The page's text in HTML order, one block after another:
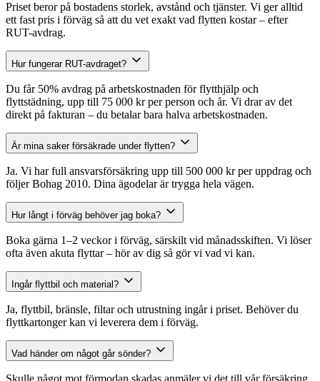
Priset beror på bostadens storlek, avstånd och tjänster. Vi ger alltid
ett fast pris i förväg så att du vet exakt vad flytten kostar – efter
RUT-avdrag.
Hur fungerar RUT-avdraget?
Du får 50% avdrag på arbetskostnaden för flytthjälp och
flyttstädning, upp till 75 000 kr per person och år. Vi drar av det
direkt på fakturan – du betalar bara halva arbetskostnaden.
Är mina saker försäkrade under flytten?
Ja. Vi har full ansvarsförsäkring upp till 500 000 kr per uppdrag och
följer Bohag 2010. Dina ägodelar är trygga hela vägen.
Hur långt i förväg behöver jag boka?
Boka gärna 1–2 veckor i förväg, särskilt vid månadsskiften. Vi löser
ofta även akuta flyttar – hör av dig så gör vi vad vi kan.
Ingår flyttbil och material?
Ja, flyttbil, bränsle, filtar och utrustning ingår i priset. Behöver du
flyttkartonger kan vi leverera dem i förväg.
Vad händer om något går sönder?